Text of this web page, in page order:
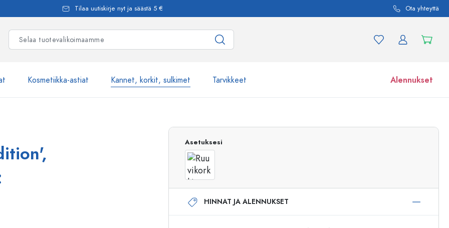
Tilaa uutiskirje nyt ja säästä 5 € Ota yhteyttä
Kosmetiikka-astiat Kannet, korkit, sulkimet Tarvikkeet Alennukset
Estal-Lasipullot
Airless-pumppupullot
Roll-on-pullot
Lasipurkit
Asetuksesi
HINNAT JA ALENNUKSET